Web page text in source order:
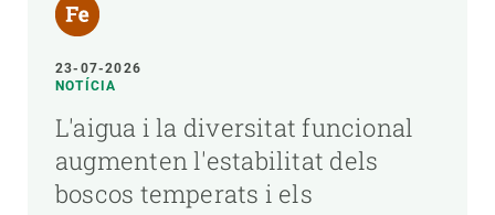
23-07-2026
NOTÍCIA
L'aigua i la diversitat funcional
augmenten l'estabilitat dels
boscos temperats i els